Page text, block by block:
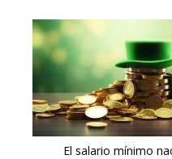
El salario mínimo